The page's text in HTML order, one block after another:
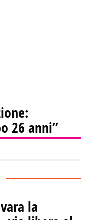
26 anni”
la